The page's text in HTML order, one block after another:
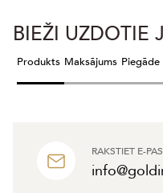
RAKSTIET E-
BIEŽI UZDOTIE
Produkts Maksājums